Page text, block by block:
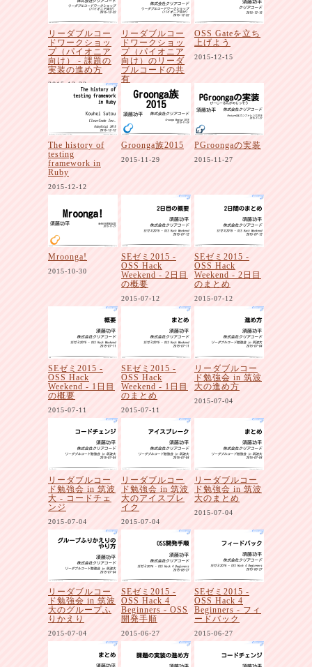
リーダブルコー
ドワークショッ
プ（パイオニア
向け） - 課題の
実装の進め方
2015-12-22
リーダブルコー
ドワークショッ
プ（パイオニア
向け）のリーダ
ブルコードの共
有
2015-12-22
OSS Gateを立ち
上げよう
2015-12-15
The history of
testing
framework in
Ruby
2015-12-12
Groonga族2015
2015-11-29
PGroongaの実装
2015-11-27
Mroonga!
2015-10-30
SEゼミ2015 -
OSS Hack
Weekend - 2日目
の概要
2015-07-12
SEゼミ2015 -
OSS Hack
Weekend - 2日目
のまとめ
2015-07-12
SEゼミ2015 -
OSS Hack
Weekend - 1日目
の概要
2015-07-11
SEゼミ2015 -
OSS Hack
Weekend - 1日目
のまとめ
2015-07-11
リーダブルコー
ド勉強会 in 筑波
大の進め方
2015-07-04
リーダブルコー
ド勉強会 in 筑波
大 - コードチェ
ンジ
2015-07-04
リーダブルコー
ド勉強会 in 筑波
大のアイスブレ
イク
2015-07-04
リーダブルコー
ド勉強会 in 筑波
大のまとめ
2015-07-04
リーダブルコー
ド勉強会 in 筑波
大のグループふ
りかえり
2015-07-04
SEゼミ2015 -
OSS Hack 4
Beginners - OSS
開発手順
2015-06-27
SEゼミ2015 -
OSS Hack 4
Beginners - フィ
ードバック
2015-06-27